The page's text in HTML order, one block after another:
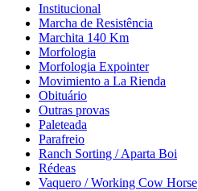
Institucional
Marcha de Resistência
Marchita 140 Km
Morfologia
Morfologia Expointer
Movimiento a La Rienda
Obituário
Outras provas
Paleteada
Parafreio
Ranch Sorting / Aparta Boi
Rédeas
Vaquero / Working Cow Horse